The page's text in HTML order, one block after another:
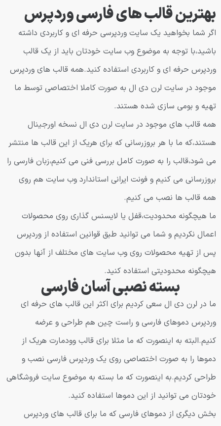
بهترین قالب های فارسی وردپرس
اگر شما بخواهید یک سایت وردپرسی حرفه ای و کاربردی داشته
باشید،با توجه به موضوع وب سایت خودتان باید از یک قالب
وردپرس حرفه ای و کاربردی استفاده کنید.همه قالب های وردپرس
موجود در سایت لرن دی ال به صورت کاملا اختصاصی توسط ما
تهیه و بومی سازی شده هستند.
همه قالب های موجود در سایت لرن دی ال نسخه اورجینال
هستند،که ما با هر بروزرسانی که برای هریک از این قالب ها منتشر
می شود،قالب را به صورت کامل بررسی فنی می کنیم،زبان فارسی را
بروزرسانی می کنیم و فونت ایرانی استاندارد وب سایت هم روی
همه قالب ها نصب می کنیم.
ما هیچگونه محدودیت،قفل یا لایسنس گذاری روی محصولات
اعمال نکردیم و شما می توانید طبق قوانین استفاده از وردپرس
پس از تهیه محصولات روی وب سایت های مختلف از آنها بدون
هیچگونه محدودیتی استفاده کنید.
بسته نصبی آسان فارسی
ما در لرن دی ال سعی کردیم برای اکثر این قالب های حرفه ای
وردپرس دموهای فارسی و راست چین هم طراحی و عرضه
کنیم.البته به اینصورت که ما مثلا برای قالب وودمارت هریک از
دموها را به صورت اختصاصی روی یک وردپرس فارسی نصب و
طراحی کردیم.به اینصورت که ما بسته به موضوع سایت فروشگاهی
خودتان می توانید از این دموها استفاده کنید.
بخش دیگری از دموهای فارسی که ما برای قالب های وردپرس